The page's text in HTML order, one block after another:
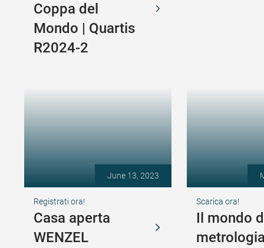
Coppa del
Mondo | Quartis
R2024-2
June 13, 2023
Registrati ora!
Casa aperta
WENZEL
Scarica ora!
Il mondo